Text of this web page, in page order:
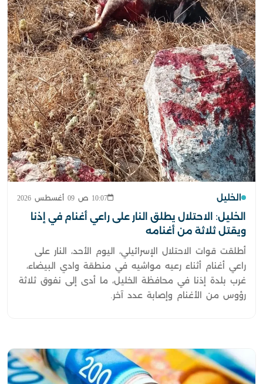
الخليل 10:07 ص 09 أغسطس 2026
الخليل: الاحتلال يطلق النار على راعي أغنام في إذنا
ويقتل ثلاثة من أغنامه
أطلقت قوات الاحتلال الإسرائيلي، اليوم الأحد، النار على
راعي أغنام أثناء رعيه مواشيه في منطقة وادي البيضاء،
غرب بلدة إذنا في محافظة الخليل، ما أدى إلى نفوق ثلاثة
رؤوس من الأغنام وإصابة عدد آخر.